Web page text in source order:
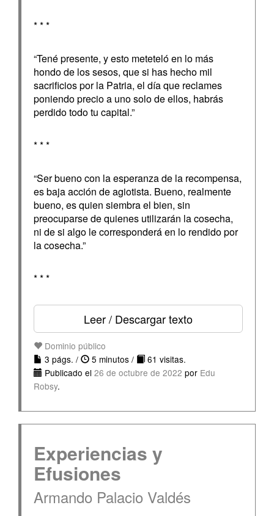
* * *
“Tené presente, y esto meteteló en lo más
hondo de los sesos, que si has hecho mil
sacrificios por la Patria, el día que reclames
poniendo precio a uno solo de ellos, habrás
perdido todo tu capital.”
* * *
“Ser bueno con la esperanza de la recompensa,
es baja acción de agiotista. Bueno, realmente
bueno, es quien siembra el bien, sin
preocuparse de quienes utilizarán la cosecha,
ni de si algo le corresponderá en lo rendido por
la cosecha.”
* * *
Leer / Descargar texto
Dominio público
3 págs. /
5 minutos /
61 visitas.
Publicado el 26 de octubre de 2022 por Edu
Robsy.
Experiencias y
Efusiones
Armando Palacio Valdés